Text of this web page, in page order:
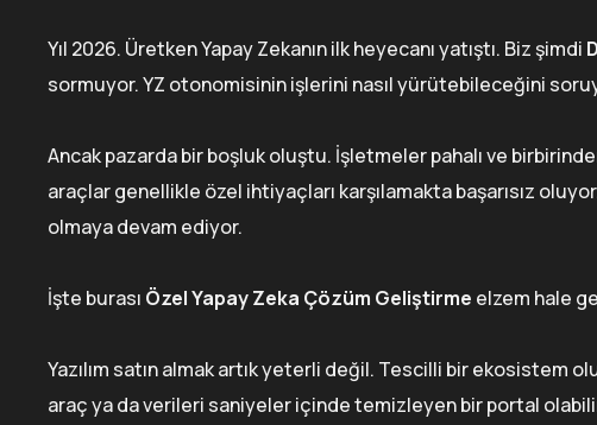
Yıl 2026. Üretken Yapay Zekanın ilk heyecanı yatıştı. Biz şimdi
sormuyor. YZ otonomisinin işlerini nasıl yürütebileceğini
Ancak pazarda bir boşluk oluştu. İşletmeler pahalı ve
araçlar genellikle özel ihtiyaçları karşılamakta başarısız
olmaya devam ediyor.
İşte burası Özel Yapay Zeka Çözüm Geliştirme elzem hale
Yazılım satın almak artık yeterli değil. Tescilli bir ekosistem
araç ya da verileri saniyeler içinde temizleyen bir portal